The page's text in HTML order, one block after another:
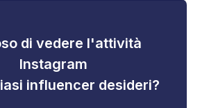
di vedere l'attività
Instagram
influencer desideri?